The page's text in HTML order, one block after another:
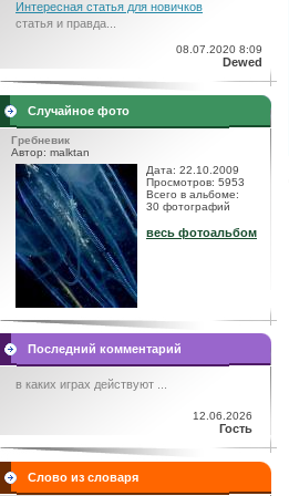
Интересная статья для новичков
статья и правда...
08.07.2020 8:09
Dewed
Случайное фото
Гребневик
Автор: malktan
Дата: 22.10.2009
Просмотров: 5953
Всего в альбоме:
30 фотографий
весь фотоальбом
Последний комментарий
в каких играх действуют ...
12.06.2026
Гость
Слово из словаря